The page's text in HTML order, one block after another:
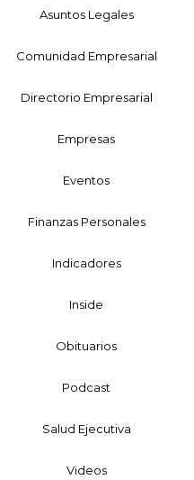
Asuntos Legales
Comunidad Empresarial
Directorio Empresarial
Empresas
Eventos
Finanzas Personales
Indicadores
Inside
Obituarios
Podcast
Salud Ejecutiva
Videos